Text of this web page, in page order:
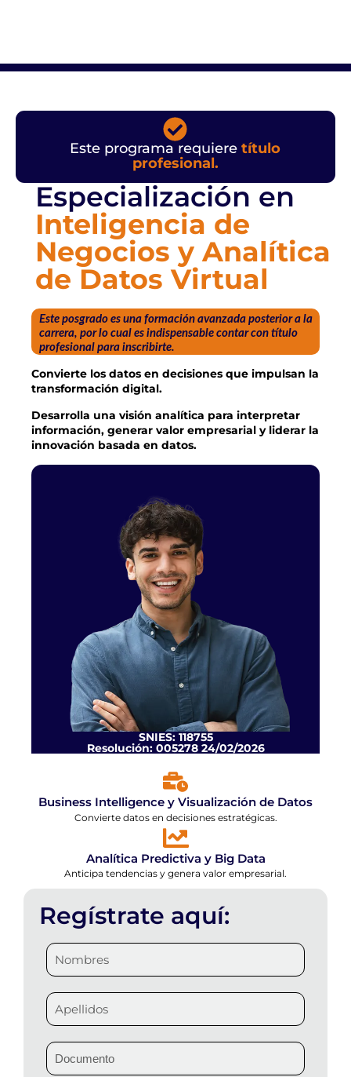
Este programa requiere título
profesional.
Especialización en
Inteligencia de
Negocios y Analítica
de Datos Virtual
Este posgrado es una formación avanzada posterior a la
carrera, por lo cual es indispensable contar con título
profesional para inscribirte.
Convierte los datos en decisiones que impulsan la
transformación digital.
Desarrolla una visión analítica para interpretar
información, generar valor empresarial y liderar la
innovación basada en datos.
SNIES: 118755
Resolución: 005278 24/02/2026
Business Intelligence y Visualización de Datos
Convierte datos en decisiones estratégicas.
Analítica Predictiva y Big Data
Anticipa tendencias y genera valor empresarial.
Regístrate aquí: